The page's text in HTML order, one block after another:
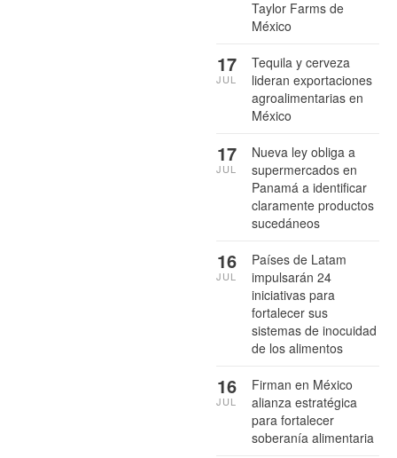
Taylor Farms de
México
Tequila y cerveza
lideran exportaciones
agroalimentarias en
México
17
JUL
Nueva ley obliga a
supermercados en
Panamá a identificar
claramente productos
sucedáneos
17
JUL
Países de Latam
impulsarán 24
iniciativas para
fortalecer sus
sistemas de inocuidad
de los alimentos
16
JUL
Firman en México
alianza estratégica
para fortalecer
soberanía alimentaria
16
JUL